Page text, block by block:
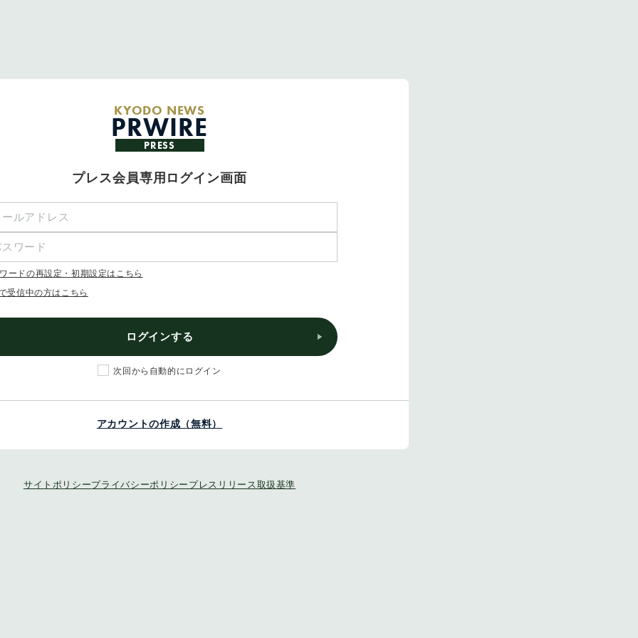
KYODO NEWS
PRWIRE
PRESS
プレス会員専用ログイン画面
ードの再設定・初期設定はこちら
受信中の方はこちら
ログインする
次回から自動的にログイン
アカウントの作成（無料）
サイトポリシープライバシーポリシー プレスリリース取扱基準